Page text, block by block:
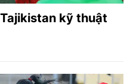
kỹ thuật